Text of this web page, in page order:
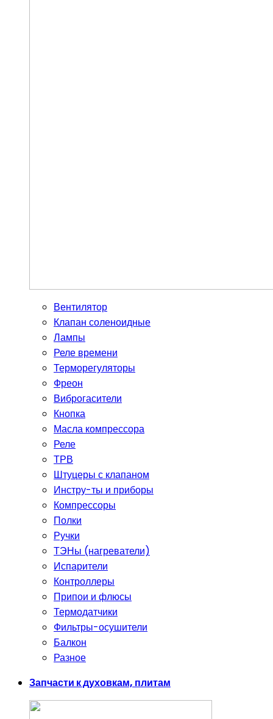
Вентилятор
Клапан соленоидные
Лампы
Реле времени
Терморегуляторы
Фреон
Виброгасители
Кнопка
Масла компрессора
Реле
ТРВ
Штуцеры с клапаном
Инстру-ты и приборы
Компрессоры
Полки
Ручки
ТЭНы (нагреватели)
Испарители
Контроллеры
Припои и флюсы
Термодатчики
Фильтры-осушители
Балкон
Разное
Запчасти к духовкам, плитам